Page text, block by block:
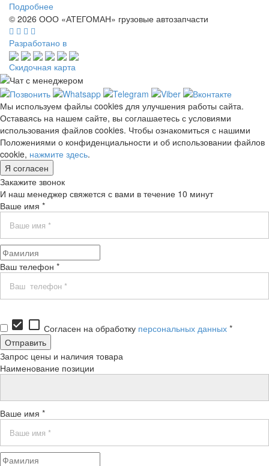
Подробнее
© 2026 ООО «АТЕГОМАН» грузовые автозапчасти
Разработано в
Скидочная карта
Мы используем файлы cookies для улучшения работы сайта.
Оставаясь на нашем сайте, вы соглашаетесь с условиями
использования файлов cookies. Чтобы ознакомиться с нашими
Положениями о конфиденциальности и об использовании файлов
cookie, нажмите здесь.
Я согласен
Закажите звонок
И наш менеджер свяжется с вами в течение 10 минут
Ваше имя *
Ваш телефон *
check_box check_box_outline_blank Согласен на обработку персональных данных *
Запрос цены и наличия товара
Наименование позиции
Ваше имя *